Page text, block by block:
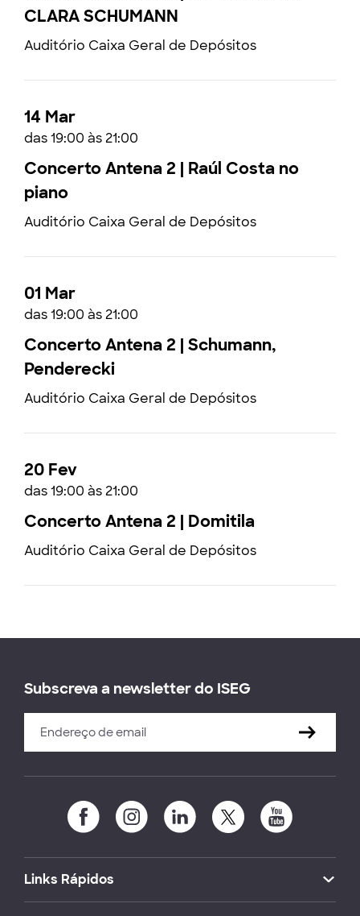
CLARA SCHUMANN
Auditório Caixa Geral de Depósitos
14 Mar
das 19:00 às 21:00
Concerto Antena 2 | Raúl Costa no
piano
Auditório Caixa Geral de Depósitos
01 Mar
das 19:00 às 21:00
Concerto Antena 2 | Schumann,
Penderecki
Auditório Caixa Geral de Depósitos
20 Fev
das 19:00 às 21:00
Concerto Antena 2 | Domitila
Auditório Caixa Geral de Depósitos
Subscreva a newsletter do ISEG
Links Rápidos